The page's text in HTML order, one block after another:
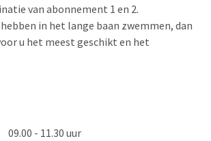
van abonnement 1 en 2.
in het lange baan zwemmen, dan
u het meest geschikt en het
- 11.30 uur